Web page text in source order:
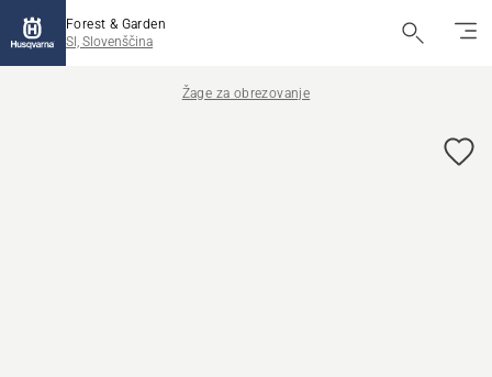
Forest & Garden
SI, Slovenščina
Žage za obrezovanje